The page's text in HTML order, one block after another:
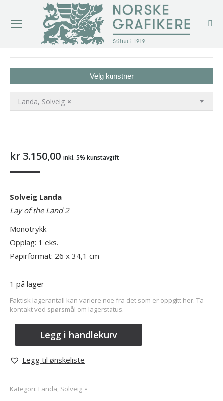
Velg kunstner
×
Landa, Solveig
kr 3.150,00 inkl. 5% kunstavgift
Solveig Landa
Lay of the Land 2
Monotrykk
Opplag: 1 eks.
Papirformat: 26 x 34,1 cm
1 på lager
Faktisk lagerantall kan variere noe fra det som er oppgitt her. Ta
kontakt ved spørsmål om lagerstatus.
Legg i handlekurv
Legg til ønskeliste
Kategori: Landa, Solveig